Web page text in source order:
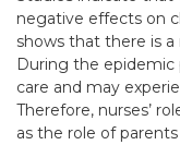
negative effects on
shows that there is
During the epidemic
care and may
Therefore, nurses’
as the role of